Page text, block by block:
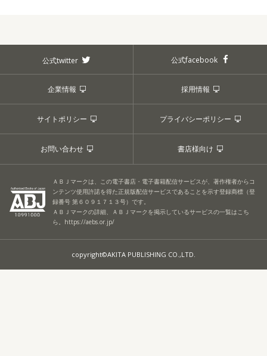
公式twitter 公式facebook
企業情報 採用情報
サイトポリシー プライバシーポリシー
お問い合わせ 書店様向け
ＡＢＪマークは、この電子書店・電子書籍配信サービスが、著作権者からコ
ンテンツ使用許諾を得た正規版配信サービスであることを示す登録商標（登
録番号 第６０９１７１３号）です。
ＡＢＪマークの詳細、ＡＢＪマークを掲示しているサービスの一覧はこち
ら。 https://aebs.or.jp/
copyright©AKITA PUBLISHING CO.,LTD.